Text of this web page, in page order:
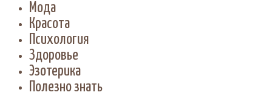
Мода
Красота
Психология
Здоровье
Эзотерика
Полезно знать